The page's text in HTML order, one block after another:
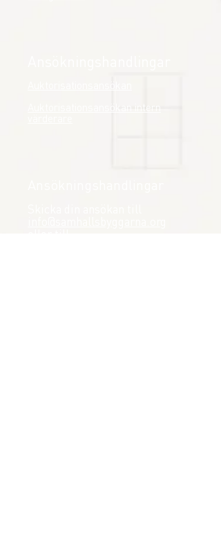
Auktorisationsansökan intern